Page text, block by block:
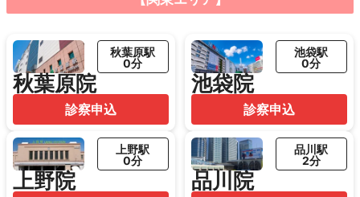
秋葉原院
秋葉原駅
0分
診察申込
池袋院
池袋駅
0分
診察申込
上野院
上野駅
0分
品川院
品川駅
2分